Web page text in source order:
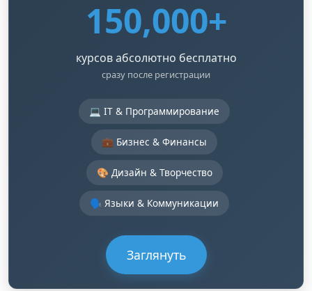
150,000+
курсов абсолютно бесплатно
сразу после регистрации
💻 IT & Программирование
💼 Бизнес & Финансы
🎨 Дизайн & Творчество
🗣️ Языки & Коммуникации
Заглянуть